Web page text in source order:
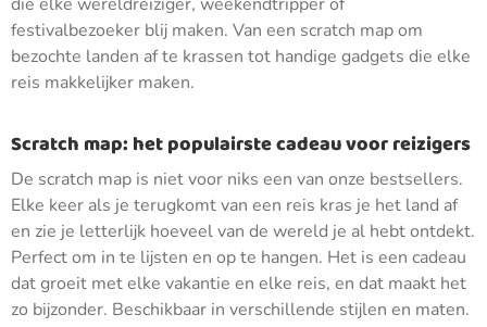
festivalbezoeker blij maken. Van een scratch map om
bezochte landen af te krassen tot handige gadgets die elke
reis makkelijker maken.
Scratch map: het populairste cadeau voor reizigers
De scratch map is niet voor niks een van onze bestsellers.
Elke keer als je terugkomt van een reis kras je het land af
en zie je letterlijk hoeveel van de wereld je al hebt ontdekt.
Perfect om in te lijsten en op te hangen. Het is een cadeau
dat groeit met elke vakantie en elke reis, en dat maakt het
zo bijzonder. Beschikbaar in verschillende stijlen en maten.